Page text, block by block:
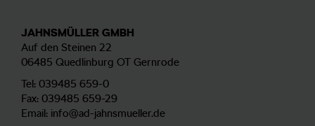
JAHNSMÜLLER GMBH
Auf den Steinen 22
06485 Quedlinburg OT Gernrode
Tel: 039485 659-0
Fax: 039485 659-29
Email: info@ad-jahnsmueller.de